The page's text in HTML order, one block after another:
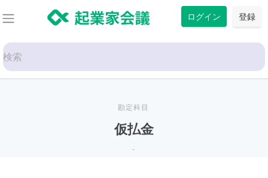
ン
テ
ン
Search
for:
ログイン 登録
勘定科目
仮払金
-